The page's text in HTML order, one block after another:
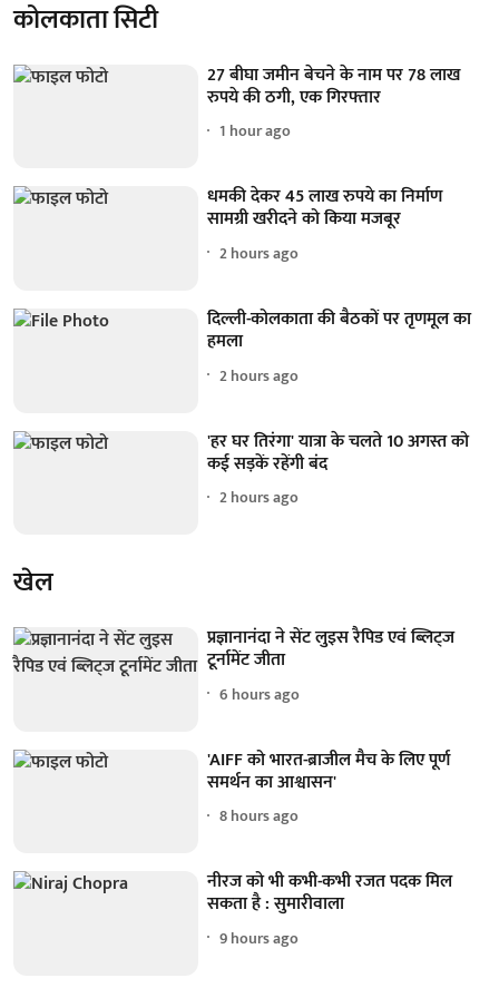
कोलकाता सिटी
27 बीघा जमीन बेचने के नाम पर 78 लाख
रुपये की ठगी, एक गिरफ्तार
1 hour ago
धमकी देकर 45 लाख रुपये का निर्माण
सामग्री खरीदने को किया मजबूर
2 hours ago
दिल्ली-कोलकाता की बैठकों पर तृणमूल का
हमला
2 hours ago
'हर घर तिरंगा' यात्रा के चलते 10 अगस्त को
कई सड़कें रहेंगी बंद
2 hours ago
खेल
प्रज्ञानानंदा ने सेंट लुइस रैपिड एवं ब्लिट्ज
टूर्नामेंट जीता
6 hours ago
'AIFF को भारत-ब्राजील मैच के लिए पूर्ण
समर्थन का आश्वासन'
8 hours ago
नीरज को भी कभी-कभी रजत पदक मिल
सकता है : सुमारीवाला
9 hours ago